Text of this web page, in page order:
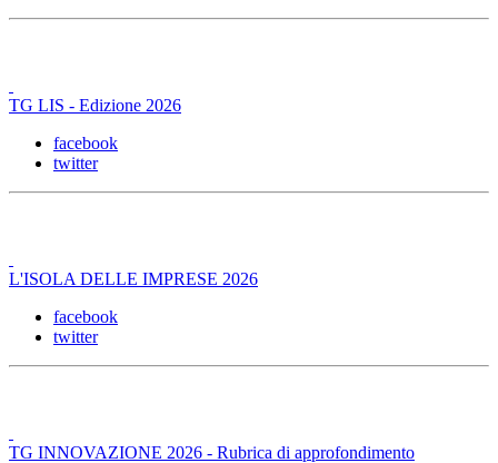
TG LIS - Edizione 2026
facebook
twitter
L'ISOLA DELLE IMPRESE 2026
facebook
twitter
TG INNOVAZIONE 2026 - Rubrica di approfondimento